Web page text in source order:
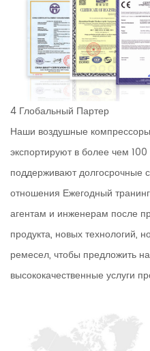
4 Глобальный Партер
Наши воздушные
экспортируют в более чем
поддерживают долгосрочные
отношения Ежегодный
агентам и инженерам после
продукта, новых технологий,
ремесел, чтобы предложить
высококачественные услуги